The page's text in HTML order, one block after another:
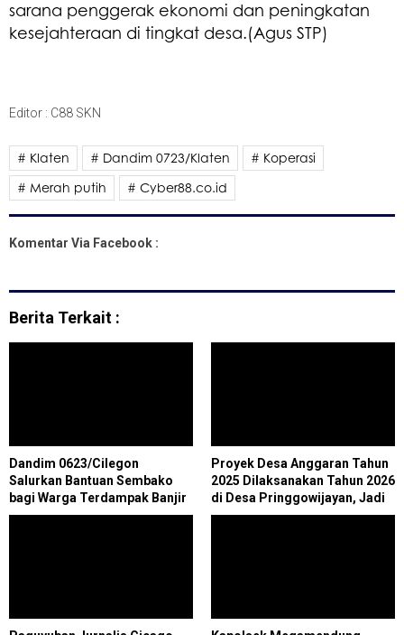
sarana penggerak ekonomi dan peningkatan
kesejahteraan di tingkat desa.(Agus STP)
Editor : C88 SKN
# Klaten # Dandim 0723/Klaten
# Koperasi
# Merah putih
# Cyber88.co.id
Komentar Via Facebook :
Berita Terkait :
Dandim 0623/Cilegon
Salurkan Bantuan Sembako
bagi Warga Terdampak Banjir
Proyek Desa Anggaran Tahun
2025 Dilaksanakan Tahun 2026
di Desa Pringgowijayan, Jadi
Sorotan